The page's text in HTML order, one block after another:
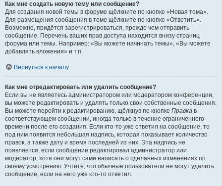
Как мне создать новую тему или сообщение?
Для создания новой темы в форуме щёлкните по кнопке «Новая тема».
Для размещения сообщения в теме щёлкните по кнопке «Ответить».
Возможно, придётся зарегистрироваться, прежде чем отправить
сообщение. Перечень ваших прав доступа находится внизу страниц
форума или темы. Например: «Вы можете начинать темы», «Вы можете
добавлять вложения» и т.п.
Вернуться к началу
Как мне отредактировать или удалить сообщение?
Если вы не являетесь администратором или модератором конференции,
вы можете редактировать и удалять только свои собственные сообщения.
Вы можете перейти к редактированию, щёлкнув по кнопке Правка в
соответствующем сообщении, иногда только в течение ограниченного
времени после его создания. Если кто-то уже ответил на сообщение, то
под ним появится небольшая надпись, которая показывает количество
правок, а также дату и время последней из них. Эта надпись не
появляется, если сообщение редактировал администратор или
модератор, хотя они могут сами написать о сделанных изменениях по
своему усмотрению. Учтите, что обычные пользователи не могут удалить
сообщение, если на него уже кто-то ответил.